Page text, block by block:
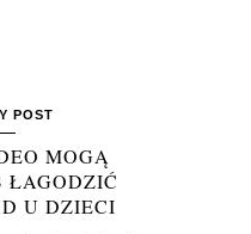
POST
MOGĄ
ŁAGODZIĆ
U DZIECI